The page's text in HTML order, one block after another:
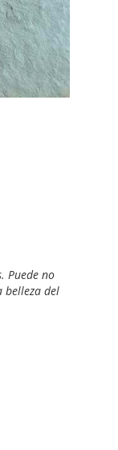
Puede no
belleza del